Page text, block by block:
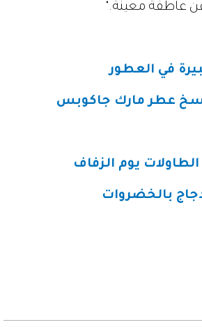
عاطفة معينة."
في العطور
عطر مارك جاكوبس
يوم الزفاف
بالخضروات